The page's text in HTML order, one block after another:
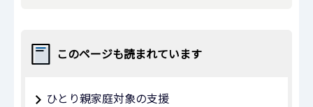
このページも読まれています
ひとり親家庭対象の支援